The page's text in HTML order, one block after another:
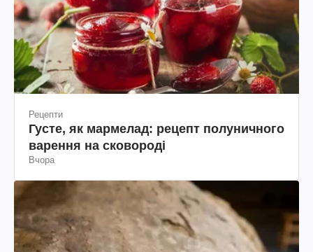
Рецепти
Густе, як мармелад: рецепт полуничного
варення на сковороді
Вчора